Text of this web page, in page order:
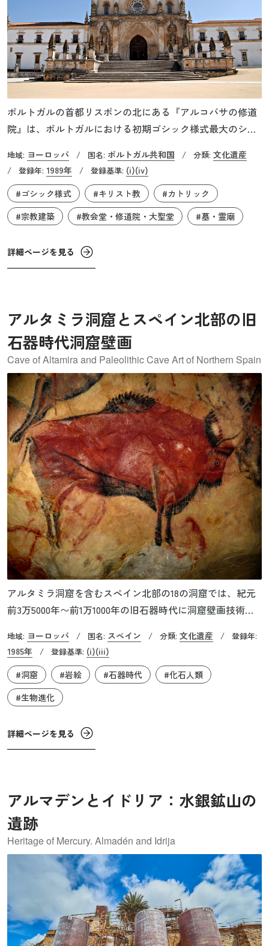
ポルトガルの首都リスボンの北にある『アルコバサの修道
院』は、ポルトガルにおける初期ゴシック様式最大のシト
アフォンソ1世は、1152年にはアルコバサ周辺の開拓を委任
する形で、シトー会へ一帯の土地を譲渡します。これに
は、当時キリスト教世界で力をつけ始めたシトー会の聖ベ
ルナールから支援を得たいというアフォンソ1世の目論見が
あったと言われています。修道院の建設は1178年に開始さ
れました。
地域: ヨーロッパ / 国名: ポルトガル共和国 / 分類: 文化遺産
/ 登録年: 1989年 / 登録基準: (i)(iv)
#ゴシック様式
#キリスト教
#カトリック
#宗教建築
#教会堂・修道院・大聖堂 #墓・霊廟
詳細ページを見る
アルタミラ洞窟とスペイン北部の旧
石器時代洞窟壁画
Cave of Altamira and Paleolithic Cave Art of Northern Spain
アルタミラ洞窟を含むスペイン北部の18の洞窟では、紀元
前3万5000年〜前1万1000年の旧石器時代に洞窟壁画技術が
7000〜前1万3000年頃、西ヨーロッパではマグダレニアンと
呼ばれる芸術的到達点が訪れます。しかし、前1万3000年〜
前1万1000年頃にかけての気温上昇によって人類の生活スタ
イルが変化したことで、洞窟美術は衰退していきます。ラ
ス・マデダス洞窟の壁画を最後前1万1000年以降、洞窟壁画
は描かれなくなったと考えられています。
地域: ヨーロッパ / 国名: スペイン / 分類: 文化遺産 / 登録年:
1985年 / 登録基準: (i)(iii)
#洞窟
#岩絵 #石器時代
#化石人類
#生物進化
詳細ページを見る
アルマデンとイドリア：水銀鉱山の
遺跡
Heritage of Mercury. Almadén and Idrija